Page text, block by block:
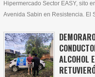
Hipermercado Sector EASY, sito
Avenida Sabin en Resistencia. El
ALCOHOL